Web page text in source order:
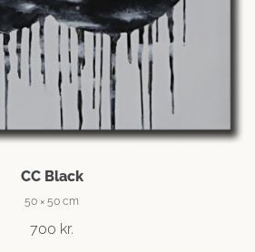
CC Black
50 × 50 cm
700 kr.